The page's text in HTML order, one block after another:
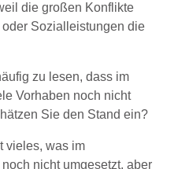
die großen Konflikte
Sozialleistungen die
zu lesen, dass im
Vorhaben noch nicht
Sie den Stand ein?
vieles, was im
nicht umgesetzt, aber